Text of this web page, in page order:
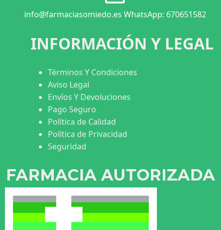
info@farmaciasomiedo.es WhatsApp: 670651582
INFORMACIÓN Y LEGAL
Términos Y Condiciones
Aviso Legal
Envíos Y Devoluciones
Pago Seguro
Política de Calidad
Política de Privacidad
Seguridad
FARMACIA AUTORIZADA